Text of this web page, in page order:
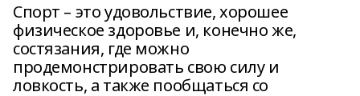
Спорт – это удовольствие, хорошее
физическое здоровье и, конечно же,
состязания, где можно
продемонстрировать свою силу и
ловкость, а также пообщаться со